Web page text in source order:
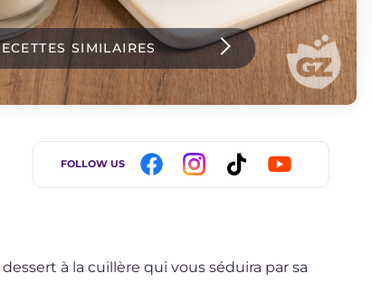
SIMILAIRES
FOLLOW US
à la cuillère qui vous séduira par sa